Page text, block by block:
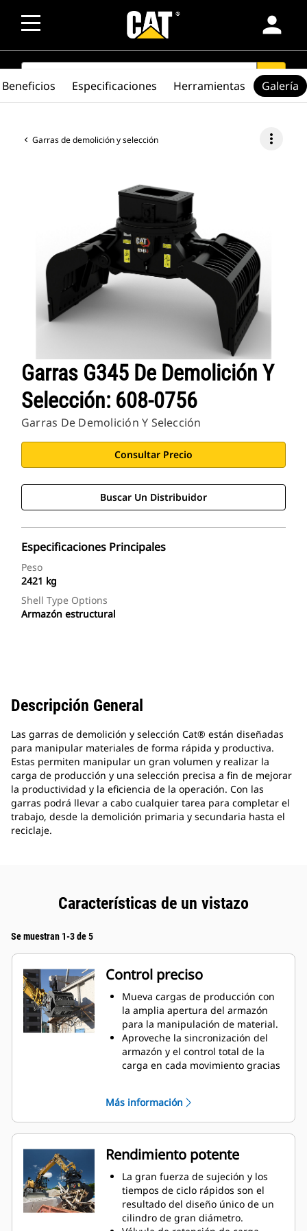
person
SEARCH search
Garras de demolición y selección more_vert
Garras G345 De Demolición Y
Selección: 608-0756
Garras De Demolición Y Selección
Consultar Precio
Buscar Un Distribuidor
Especificaciones Principales
Peso
2421 kg
Shell Type Options
Armazón estructural
Beneficios Especificaciones Herramientas Galería
Descripción General
Las garras de demolición y selección Cat® están diseñadas
para manipular materiales de forma rápida y productiva.
Estas permiten manipular un gran volumen y realizar la
carga de producción y una selección precisa a fin de mejorar
la productividad y la eficiencia de la operación. Con las
garras podrá llevar a cabo cualquier tarea para completar el
trabajo, desde la demolición primaria y secundaria hasta el
reciclaje.
Características de un vistazo
Se muestran 1-3 de 5
Control preciso
Mueva cargas de producción con
la amplia apertura del armazón
para la manipulación de material.
Aproveche la sincronización del
armazón y el control total de la
carga en cada movimiento gracias
grandes o recoja, clasifique y
ubique materiales pequeños con
topes de sobremordida para
lograr un contacto de la
mandíbula de extremo a extremo y
evitar la sobremordida.
Elimine la suciedad y otros
materiales finos a través de los
orificios en el armazón y los
Más información
Rendimiento potente
La gran fuerza de sujeción y los
tiempos de ciclo rápidos son el
resultado del diseño único de un
cilindro de gran diámetro.